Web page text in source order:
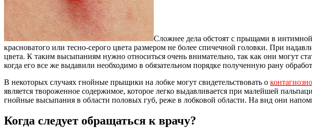
Сложнее дела обстоят с прыщами в
красноватого или тесно-серого цвета размером не более спичечной головки. При
цвета. К таким высыпаниям нужно относиться очень внимательно, так как они могут
когда его все же выдавили необходимо в обязательном порядке полученную рану
В некоторых случаях гнойные прыщики на лобке могут свидетельствовать о
является твороженное содержимое, которое легко выдавливается при малейшей
гнойные высыпания в области половых губ, реже в лобковой области. На вид они
Когда следует обращаться к врачу?